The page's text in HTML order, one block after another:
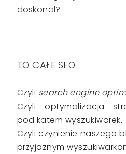
doskonal?
TO CAŁE SEO
Czyli search engine
Czyli optymalizacja
pod katem wyszukiwarek.
Czyli czynienie naszego
przyjaznym